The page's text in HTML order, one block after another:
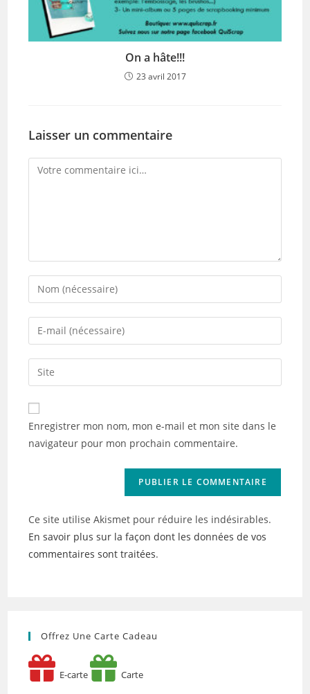
On a hâte!!!
23 avril 2017
Laisser un commentaire
Comment
Enter
your
name
comment
Enter
your
email
address
comment
Saisir
l’URL
de
votre
(facultatif)
Enregistrer mon nom, mon e-mail et mon site dans le
navigateur pour mon prochain commentaire.
Ce site utilise Akismet pour réduire les indésirables.
En savoir plus sur la façon dont les données de vos
commentaires sont traitées.
Offrez Une Carte Cadeau
E-carte Carte